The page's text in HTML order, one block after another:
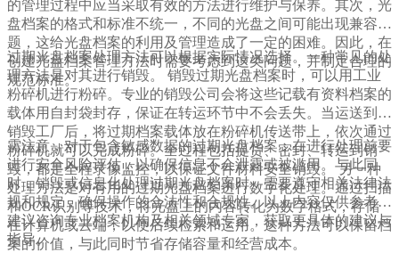
的管理过程中应当采取有效的方法进行维护与保养。其次，光
盘档案的格式和标准不统一，不同的光盘之间可能出现兼容问
题，这给光盘档案的利用及管理造成了一定的困难。因此，在
创建光盘档案管理方法时需要考虑到这类问题，并制定合理的
规范标准。
过期光盘档案处理方法可以根据实际情况选择。一种常见的处
理方法是对其进行销毁。 销毁过期光盘档案时，可以用工业
粉碎机进行粉碎。专业的销毁公司会将这些记载有资料档案的
载体用自封袋封存，保证在转运环节中不会丢失。当运送到达
销毁工厂后，将过期档案载体放在粉碎机传送带上，依次通过
粉碎机就可以完成粉碎。全过程包括提货、密封、转运到销
毁，都是全程录像监控，以保证文件材料安全销毁。 另一种
处理方法是对有用的过期光盘档案进行数字化处理。通过扫描
和OCR识别等技术，将光盘上的内容转化为数字格式，存储
在计算机或云端，以便后续检索和运用。这种方法可以保留档
案的价值，与此同时节省存储容量和经营成本。
需注意，对于包含敏感数据的过期光盘档案，在进行处理前要
进行安全风险评估，以确保信息不会泄露或被滥用。与此同
时，销毁或信息化处理过期光盘档案时，需要遵守相关法律法
规和规定，确保操作的合法性和合规性。以上内容仅供参考，
建议咨询专业档案机构及相关领域专家，获取更具体的建议与
指导。